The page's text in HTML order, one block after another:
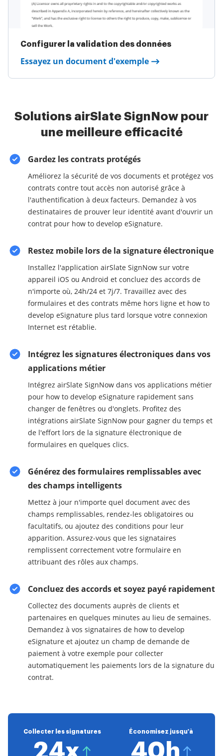
Configurer la validation des données
Essayez un document d'exemple
Solutions airSlate SignNow pour
une meilleure efficacité
Gardez les contrats protégés
Améliorez la sécurité de vos documents et protégez vos
contrats contre tout accès non autorisé grâce à
l'authentification à deux facteurs. Demandez à vos
destinataires de prouver leur identité avant d'ouvrir un
contrat pour how to develop eSignature.
Restez mobile lors de la signature électronique
Installez l'application airSlate SignNow sur votre
appareil iOS ou Android et concluez des accords de
n'importe où, 24h/24 et 7j/7. Travaillez avec des
formulaires et des contrats même hors ligne et how to
develop eSignature plus tard lorsque votre connexion
Internet est rétablie.
Intégrez les signatures électroniques dans vos
applications métier
Intégrez airSlate SignNow dans vos applications métier
pour how to develop eSignature rapidement sans
changer de fenêtres ou d'onglets. Profitez des
intégrations airSlate SignNow pour gagner du temps et
de l'effort lors de la signature électronique de
formulaires en quelques clics.
Générez des formulaires remplissables avec
des champs intelligents
Mettez à jour n'importe quel document avec des
champs remplissables, rendez-les obligatoires ou
facultatifs, ou ajoutez des conditions pour leur
apparition. Assurez-vous que les signataires
remplissent correctement votre formulaire en
attribuant des rôles aux champs.
Concluez des accords et soyez payé rapidement
Collectez des documents auprès de clients et
partenaires en quelques minutes au lieu de semaines.
Demandez à vos signataires de how to develop
eSignature et ajoutez un champ de demande de
paiement à votre exemple pour collecter
automatiquement les paiements lors de la signature du
contrat.
Collecter les signatures
24x
Économisez jusqu'à
40h